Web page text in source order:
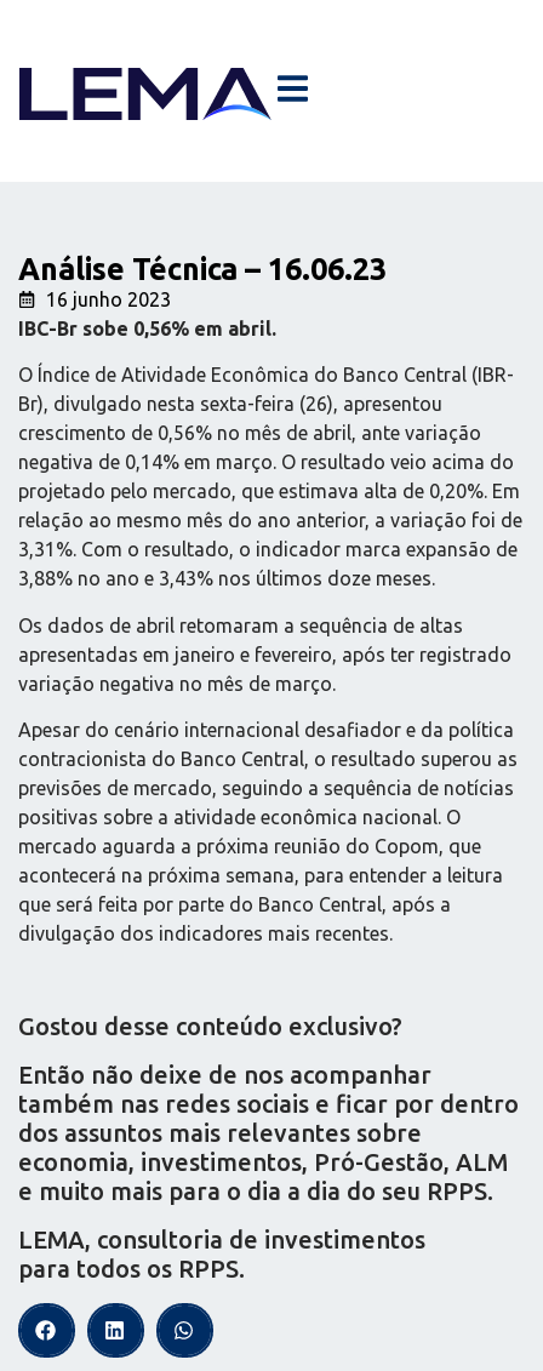
Análise Técnica – 16.06.23
16 junho 2023
IBC-Br sobe 0,56% em abril.
O Índice de Atividade Econômica do Banco Central (IBR-
Br), divulgado nesta sexta-feira (26), apresentou
crescimento de 0,56% no mês de abril, ante variação
negativa de 0,14% em março. O resultado veio acima do
projetado pelo mercado, que estimava alta de 0,20%. Em
relação ao mesmo mês do ano anterior, a variação foi de
3,31%. Com o resultado, o indicador marca expansão de
3,88% no ano e 3,43% nos últimos doze meses.
Os dados de abril retomaram a sequência de altas
apresentadas em janeiro e fevereiro, após ter registrado
variação negativa no mês de março.
Apesar do cenário internacional desafiador e da política
contracionista do Banco Central, o resultado superou as
previsões de mercado, seguindo a sequência de notícias
positivas sobre a atividade econômica nacional. O
mercado aguarda a próxima reunião do Copom, que
acontecerá na próxima semana, para entender a leitura
que será feita por parte do Banco Central, após a
divulgação dos indicadores mais recentes.
Gostou desse conteúdo exclusivo?
Então não deixe de nos acompanhar
também nas redes sociais e ficar por dentro
dos assuntos mais relevantes sobre
economia, investimentos, Pró-Gestão, ALM
e muito mais para o dia a dia do seu RPPS.
LEMA, consultoria de investimentos
para todos os RPPS.